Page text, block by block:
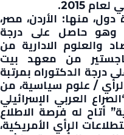
منها: الأردن، مصر،
وهو حاصل على درجة
والعلوم الادارية من
من معهد بيت
درجة الدكتوراه بمرتبة
/ علوم سياسية، من
العربي الإسرائيلي
أتاح له فرصة الاطلاع
الرأي الأمريكية،